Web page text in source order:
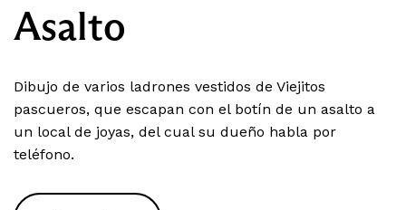
Asalto
Dibujo de varios ladrones vestidos de Viejitos
pascueros, que escapan con el botín de un asalto a
un local de joyas, del cual su dueño habla por
teléfono.